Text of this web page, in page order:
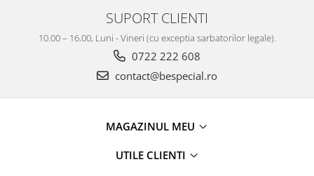
SUPORT CLIENTI
10.00 – 16.00, Luni - Vineri (cu exceptia sarbatorilor legale).
0722 222 608
contact@bespecial.ro
MAGAZINUL MEU
UTILE CLIENTI